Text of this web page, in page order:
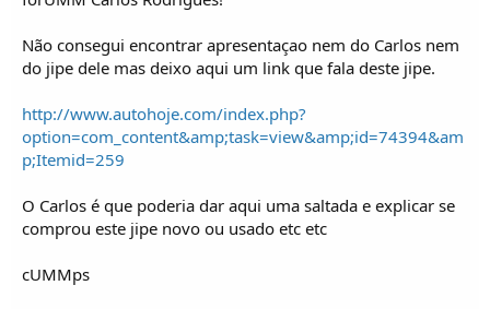
c
s
Não consegui encontrar apresentaçao nem do Carlos nem
do jipe dele mas deixo aqui um link que fala deste jipe.
http://www.autohoje.com/index.php?
option=com_content&amp;task=view&amp;id=74394&am
p;Itemid=259
O Carlos é que poderia dar aqui uma saltada e explicar se
comprou este jipe novo ou usado etc etc
cUMMps